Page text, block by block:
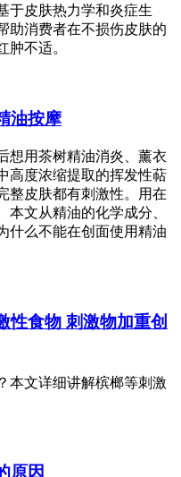
于皮肤热力学和炎症生
助消费者在不损伤皮肤的
肿不适。
油按摩
想用茶树精油消炎、薰衣
高度浓缩提取的挥发性萜
整皮肤都有刺激性。用在
文从精油的化学成分、
什么不能在创面使用精油
性食物 刺激物加重创
本文详细讲解槟榔等刺激
原因